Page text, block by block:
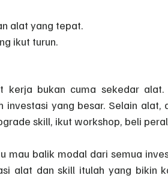
alat yang tepat.
ikut turun.
bukan cuma sekedar alat.
yang besar. Selain alat,
skill, ikut workshop, beli
mau balik modal dari semua
alat dan skill itulah yang bikin